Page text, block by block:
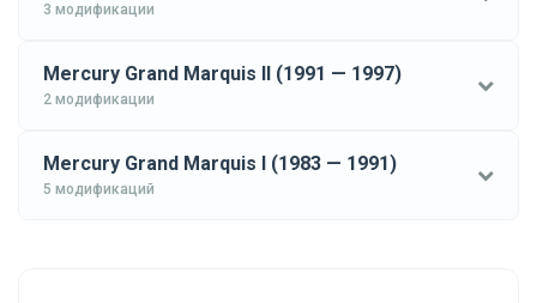
3 модификации
Mercury Grand Marquis II (1991 — 1997)
2 модификации
Mercury Grand Marquis I (1983 — 1991)
5 модификаций